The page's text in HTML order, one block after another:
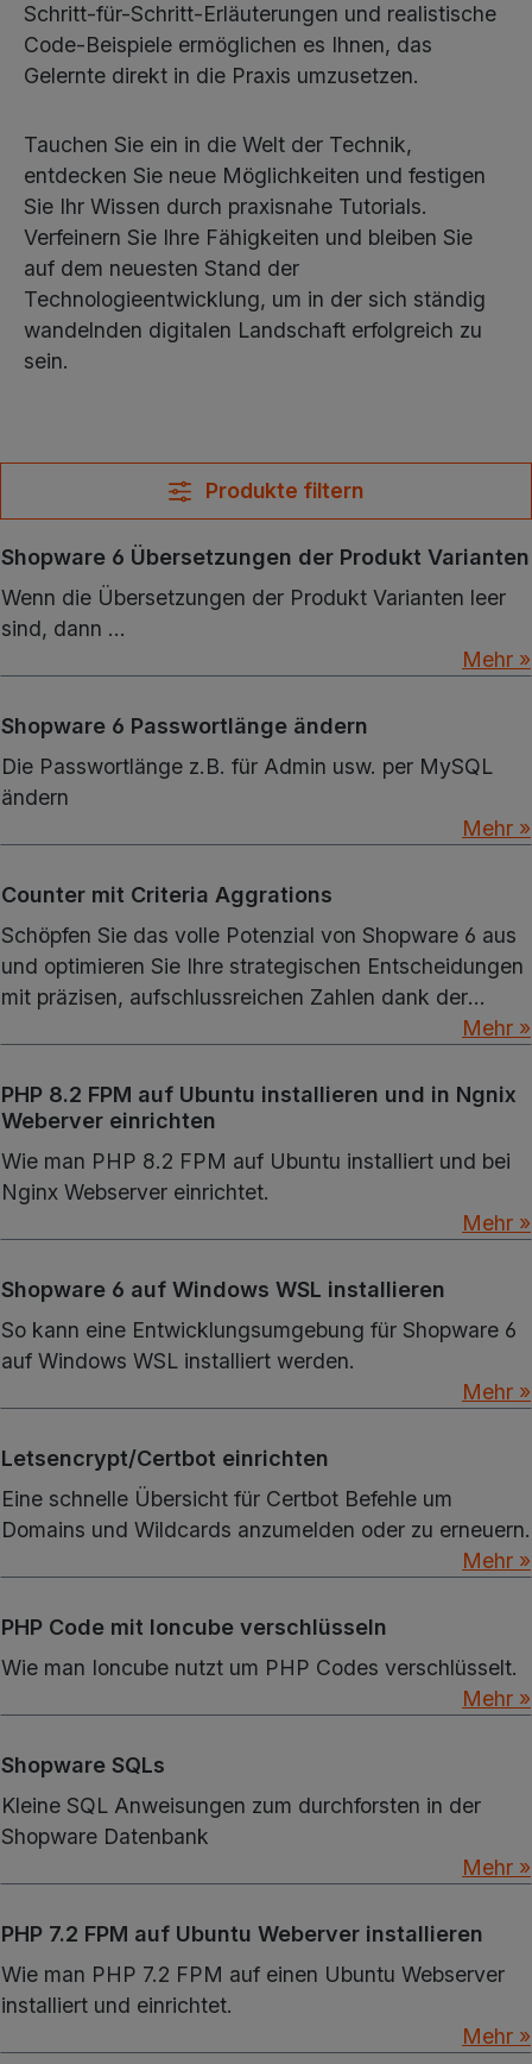
Schritt-für-Schritt-Erläuterungen und realistische
Code-Beispiele ermöglichen es Ihnen, das
Gelernte direkt in die Praxis umzusetzen.
Tauchen Sie ein in die Welt der Technik,
entdecken Sie neue Möglichkeiten und festigen
Sie Ihr Wissen durch praxisnahe Tutorials.
Verfeinern Sie Ihre Fähigkeiten und bleiben Sie
auf dem neuesten Stand der
Technologieentwicklung, um in der sich ständig
wandelnden digitalen Landschaft erfolgreich zu
sein.
Produkte filtern
Shopware 6 Übersetzungen der Produkt Varianten
Wenn die Übersetzungen der Produkt Varianten leer
sind, dann ...
Mehr »
Shopware 6 Passwortlänge ändern
Die Passwortlänge z.B. für Admin usw. per MySQL
ändern
Mehr »
Counter mit Criteria Aggrations
Schöpfen Sie das volle Potenzial von Shopware 6 aus
und optimieren Sie Ihre strategischen Entscheidungen
mit präzisen, aufschlussreichen Zahlen dank der
Mehr »
PHP 8.2 FPM auf Ubuntu installieren und in Ngnix
Weberver einrichten
Wie man PHP 8.2 FPM auf Ubuntu installiert und bei
Nginx Webserver einrichtet.
Mehr »
Shopware 6 auf Windows WSL installieren
So kann eine Entwicklungsumgebung für Shopware 6
auf Windows WSL installiert werden.
Mehr »
Letsencrypt/Certbot einrichten
Eine schnelle Übersicht für Certbot Befehle um
Domains und Wildcards anzumelden oder zu erneuern.
Mehr »
PHP Code mit Ioncube verschlüsseln
Wie man Ioncube nutzt um PHP Codes verschlüsselt.
Mehr »
Shopware SQLs
Kleine SQL Anweisungen zum durchforsten in der
Shopware Datenbank
Mehr »
PHP 7.2 FPM auf Ubuntu Weberver installieren
Wie man PHP 7.2 FPM auf einen Ubuntu Webserver
installiert und einrichtet.
Mehr »